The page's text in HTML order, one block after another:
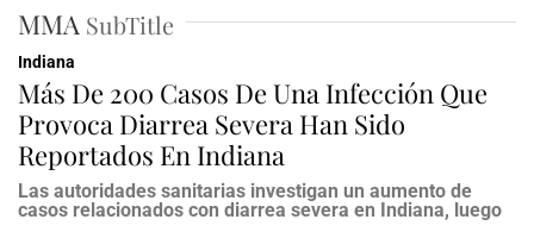
MMA SubTitle
Indiana
Más De 200 Casos De Una Infección Que
Provoca Diarrea Severa Han Sido
Reportados En Indiana
Las autoridades sanitarias investigan un aumento de
casos relacionados con diarrea severa en Indiana, luego